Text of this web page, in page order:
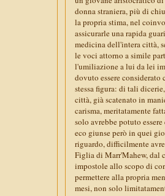
donna straniera, più di
la propria stima, nel
assicurarle una rapida
medicina dell'intera città,
le voci attorno a simile
l'umiliazione a lui da lei
dovuto essere
stessa figura: di tali
città, già scatenato in
carisma, meritatamente
solo avrebbe potuto
eco giunse però in quei
riguardo, difficilmente
Figlia di Marr'Mahew, dal
impostole allo scopo di
permettere alla propria
mesi, non solo